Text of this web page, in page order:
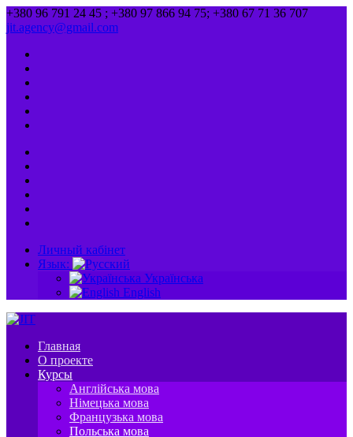
+380 96 791 24 45 ; +380 97 866 94 75; +380 67 71 36 707
jit.agency@gmail.com
Личный кабінет
Язык:
Українська
English
Главная
О проекте
Курсы
Англійська мова
Німецька мова
Французька мова
Польська мова